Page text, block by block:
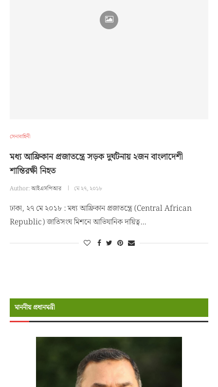
সেনাবাহিনী
মধ্য আফ্রিকান প্রজাতন্ত্রে সড়ক দুর্ঘটনায় ২জন বাংলাদেশী
শান্তিরক্ষী নিহত
Author:আইএসপিআর মে ২৭, ২০১৮
ঢাকা, ২৭ মে ২০১৮ : মধ্য আফ্রিকান প্রজাতন্ত্রে (Central African
Republic) জাতিসংঘ মিশনে আভিযানিক দায়িত্ব…
মাননীয় প্রধানমন্রী